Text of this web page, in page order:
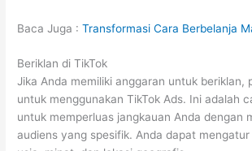
Baca Juga :Transformasi Cara Berbelanja
Beriklan di TikTok
Jika Anda memiliki anggaran untuk beriklan,
untuk menggunakan TikTok Ads. Ini adalah
untuk memperluas jangkauan Anda dengan
audiens yang spesifik. Anda dapat